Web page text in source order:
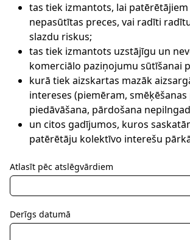
tas tiek izmantots, lai
nepasūtītas preces, vai radīti
slazdu riskus;
tas tiek izmantots uzstājīgu un
komerciālo paziņojumu sūtīšanai
kurā tiek aizskartas mazāk
intereses (piemēram,
piedāvāšana, pārdošana
un citos gadījumos, kuros
patērētāju kolektīvo interešu
Atlasīt pēc atslēgvārdiem
Derīgs datumā